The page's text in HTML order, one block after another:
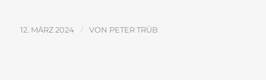
12. MÄRZ 2024 / VON PETER TRÜB